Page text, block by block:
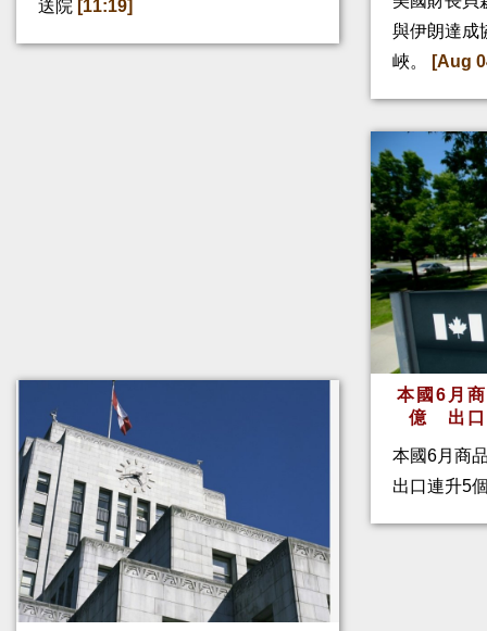
送院 [11:19]
與伊朗達成
峽。
[Aug
本國6月
億 出口
本國6月商
出口連升5